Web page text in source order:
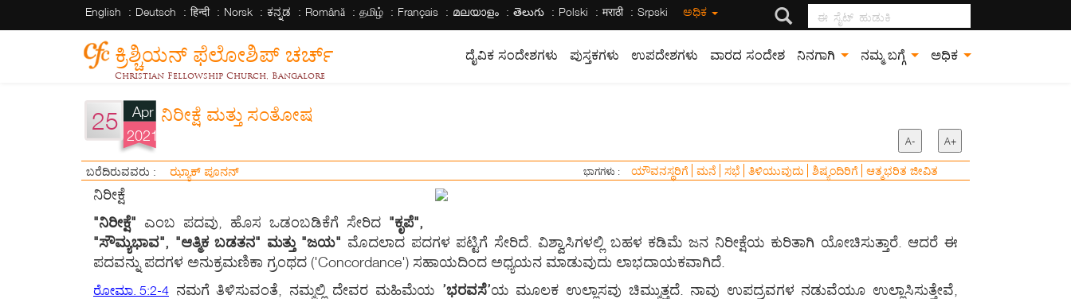
English Deutsch हिन्दी Norsk ಕನ್ನಡ Română தமிழ் Français മലയാളം తెలుగు Polski मराठी Srpski ಅಧಿಕ ಈ ಸೈಟ್ ಹುಡುಕಿ
ಕ್ರಿಶ್ಚಿಯನ್ ಫೆಲೋಶಿಪ್ ಚರ್ಚ್
Christian Fellowship Church, Bangalore
ದೈವಿಕ ಸಂದೇಶಗಳು ಪುಸ್ತಕಗಳು ಉಪದೇಶಗಳು ವಾರದ ಸಂದೇಶ ನಿನಗಾಗಿ ನಮ್ಮ ಬಗ್ಗೆ ಅಧಿಕ
25
Apr
2021
ನಿರೀಕ್ಷೆ ಮತ್ತು ಸಂತೋಷ
A- A+
ಬರೆದಿರುವವರು : ಝ್ಯಾಕ್ ಪೂನನ್ ಭಾಗಗಳು : ಯೌವನಸ್ಥರಿಗೆ ಮನೆ ಸಭೆ ತಿಳಿಯುವುದು ಶಿಷ್ಯಂದಿರಿಗೆ ಆತ್ಮಭರಿತ ಜೀವಿತ
ನಿರೀಕ್ಷೆ
"ನಿರೀಕ್ಷೆ" ಎಂಬ ಪದವು, ಹೊಸ ಒಡಂಬಡಿಕೆಗೆ ಸೇರಿದ "ಕೃಪೆ",
"ಸೌಮ್ಯಭಾವ", "ಆತ್ಮಿಕ ಬಡತನ" ಮತ್ತು "ಜಯ" ಮೊದಲಾದ ಪದಗಳ ಪಟ್ಟಿಗೆ ಸೇರಿದೆ. ವಿಶ್ವಾಸಿಗಳಲ್ಲಿ ಬಹಳ ಕಡಿಮೆ ಜನ ನಿರೀಕ್ಷೆಯ ಕುರಿತಾಗಿ ಯೋಚಿಸುತ್ತಾರೆ. ಆದರೆ ಈ
ಪದವನ್ನು ಪದಗಳ ಅನುಕ್ರಮಣಿಕಾ ಗ್ರಂಥದ ('Concordance') ಸಹಾಯದಿಂದ ಅಧ್ಯಯನ ಮಾಡುವುದು ಲಾಭದಾಯಕವಾಗಿದೆ.
ರೋಮಾ. 5:2-4 ನಮಗೆ ತಿಳಿಸುವಂತೆ, ನಮ್ಮಲ್ಲಿ ದೇವರ ಮಹಿಮೆಯ ’ಭರವಸೆ’ಯ ಮೂಲಕ ಉಲ್ಲಾಸವು ಚಿಮ್ಮುತ್ತದೆ. ನಾವು ಉಪದ್ರವಗಳ ನಡುವೆಯೂ ಉಲ್ಲಾಸಿಸುತ್ತೇವೆ,